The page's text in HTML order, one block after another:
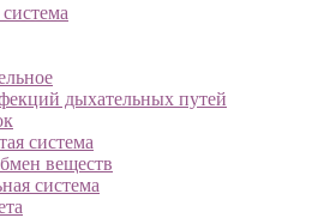
дыхательных путей
система
веществ
система